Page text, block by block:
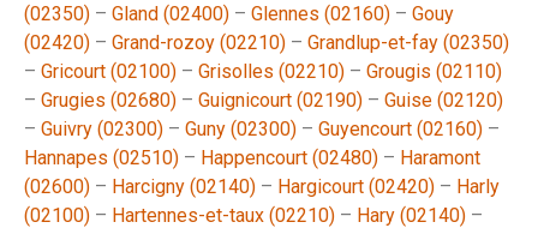
(02350) – Gland (02400) – Glennes (02160) – Gouy
(02420) – Grand-rozoy (02210) – Grandlup-et-fay (02350)
– Gricourt (02100) – Grisolles (02210) – Grougis (02110)
– Grugies (02680) – Guignicourt (02190) – Guise (02120)
– Guivry (02300) – Guny (02300) – Guyencourt (02160) –
Hannapes (02510) – Happencourt (02480) – Haramont
(02600) – Harcigny (02140) – Hargicourt (02420) – Harly
(02100) – Hartennes-et-taux (02210) – Hary (02140) –